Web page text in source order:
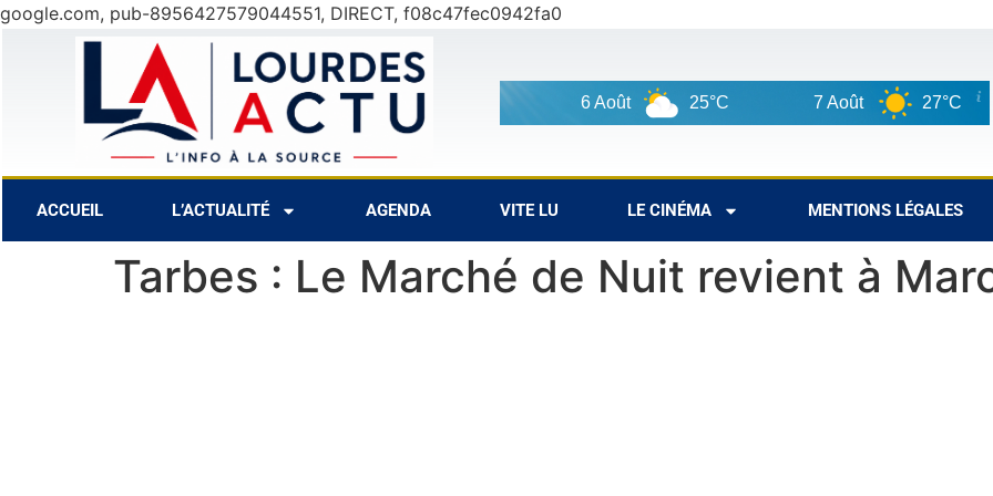
google.com, pub-8956427579044551, DIRECT, f08c47fec0942fa0
11 Août 12 Août 6 Août 25°C 7 Août 27°C
ACCUEIL L’ACTUALITÉ AGENDA VITE LU LE CINÉMA MENTIONS LÉGALES
Tarbes : Le Marché de Nuit revient à